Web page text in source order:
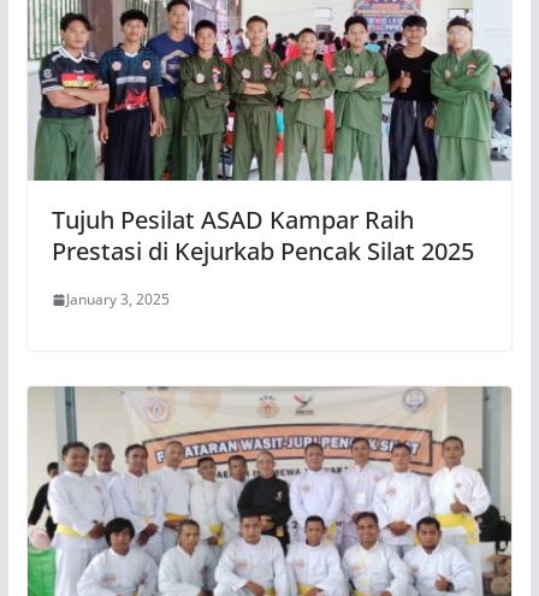
Tujuh Pesilat ASAD Kampar Raih
Prestasi di Kejurkab Pencak Silat 2025
January 3, 2025